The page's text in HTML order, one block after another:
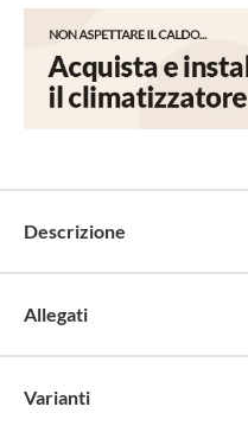
Descrizione
Allegati
Varianti